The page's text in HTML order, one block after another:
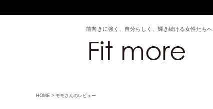
前向きに強く、自分らしく、輝き続ける女性たちへ
HOME モモさんのレビュー